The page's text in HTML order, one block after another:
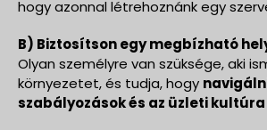
hogy azonnal létrehoznánk egy
B) Biztosítson egy megbízható
Olyan személyre van szüksége, aki
környezetet, és tudja, hogy
szabályozások és az üzleti